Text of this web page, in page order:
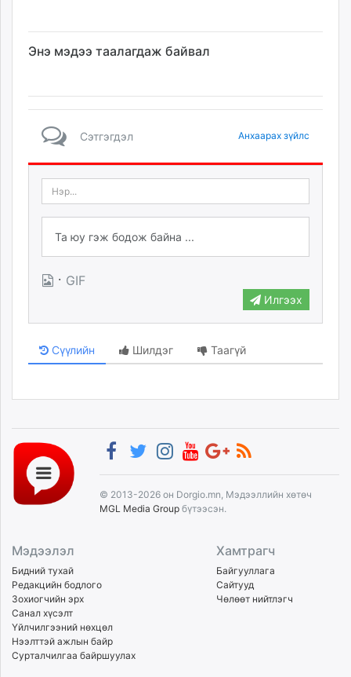
Энэ мэдээ таалагдаж байвал
Сэтгэгдэл Анхаарах зүйлс
· GIF
Илгээх
Сүүлийн Шилдэг Таагүй
© 2013-2026 он Dorgio.mn, Мэдээллийн хөтөч
MGL Media Group бүтээсэн.
Мэдээлэл
Бидний тухай
Редакцийн бодлого
Зохиогчийн эрх
Санал хүсэлт
Үйлчилгээний нөхцөл
Нээлттэй ажлын байр
Сурталчилгаа байршуулах
Хамтрагч
Байгууллага
Сайтууд
Чөлөөт нийтлэгч